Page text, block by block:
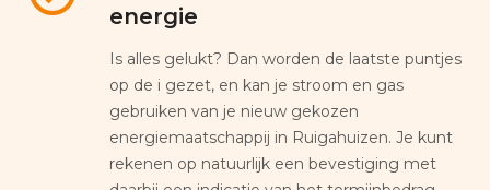
energie
Is alles gelukt? Dan worden de laatste puntjes
op de i gezet, en kan je stroom en gas
gebruiken van je nieuw gekozen
energiemaatschappij in Ruigahuizen. Je kunt
rekenen op natuurlijk een bevestiging met